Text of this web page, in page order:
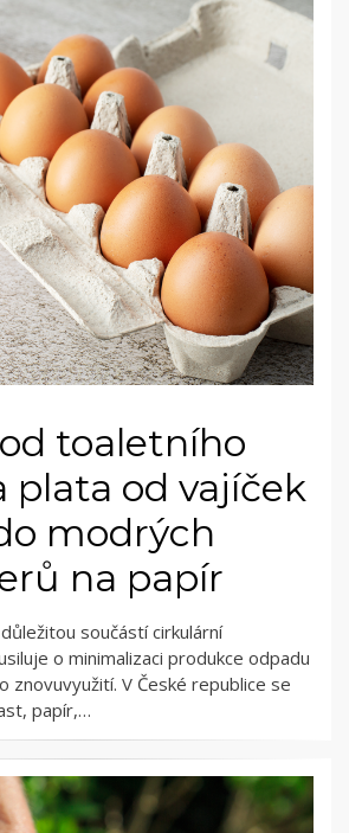
toaletního
plata od vajíček
modrých
na papír
součástí cirkulární
o minimalizaci produkce odpadu
znovuvyužití. V České republice se
papír,…